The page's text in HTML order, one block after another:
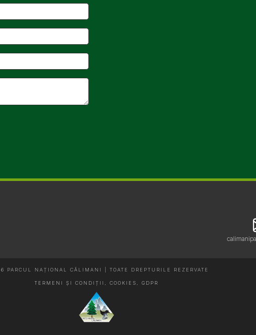
PARCUL NAȚIONAL CĂLIMANI | TOATE DREPTURILE REZERVATE
TERMENI ȘI CONDIȚII, COOKIES, GDPR